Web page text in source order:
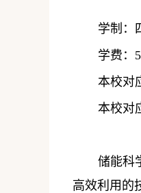
学制 ：
学费：
本校对
本校对
储能科
高效利用的